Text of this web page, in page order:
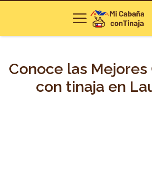
Conoce las Mejores
con tinaja en